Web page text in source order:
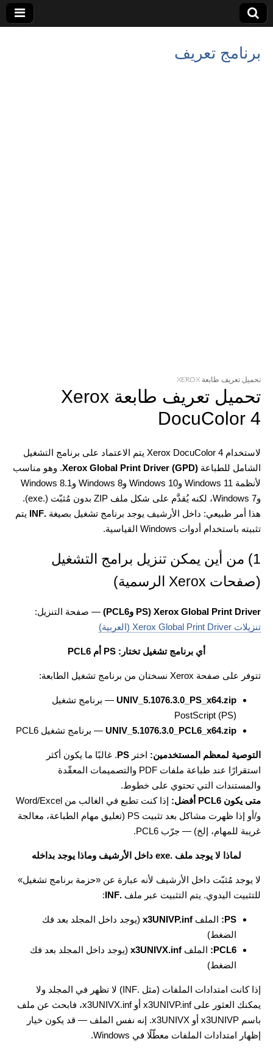
برنامج تعريف
تحميل تعريف طابعة XEROX
تحميل تعريف طابعة Xerox
DocuColor 4
لاستخدام Xerox DocuColor 4 يتم الاعتماد على برنامج التشغيل
الشامل للطباعة Xerox Global Print Driver (GPD). وهو مناسب
لأنظمة Windows 11 وWindows 10 وWindows 8 وWindows 8.1
وWindows 7، لكنه يُقدَّم على شكل ملف ZIP بدون مُثبّت (.exe).
هذا أمر طبيعي: داخل الأرشيف يوجد برنامج تشغيل بصيغة .INF
يتم
تثبيته باستخدام أدوات Windows القياسية.
1) من أين يمكن تنزيل برامج التشغيل
(صفحات Xerox الرسمية)
Xerox Global Print Driver (PS وPCL6)
— صفحة التنزيل:
تنزيلات Xerox Global Print Driver (العربية)
أي برنامج تشغيل تختار: PS أم PCL6
تتوفر على صفحة Xerox نسختان من برنامج تشغيل الطابعة:
UNIV_5.1076.3.0_PS_x64.zip — برنامج تشغيل
PostScript (PS)
UNIV_5.1076.3.0_PCL6_x64.zip — برنامج تشغيل PCL6
التوصية لمعظم المستخدمين: اختر PS. غالبًا ما يكون أكثر
استقرارًا عند طباعة ملفات PDF والتصميمات المعقّدة
والمستندات التي تحتوي على خطوط.
متى يكون PCL6 أفضل:
إذا كنت تطبع في الغالب من Word/Excel
و/أو إذا ظهرت مشاكل بعد تثبيت PS (تعليق مهام الطباعة، معالجة
غريبة للمهام، إلخ) — جرّب PCL6.
لماذا لا يوجد ملف .exe داخل الأرشيف وماذا يوجد بداخله
لا يوجد مُثبّت داخل الأرشيف لأنه عبارة عن «حزمة برنامج تشغيل»
للتثبيت اليدوي. يتم التثبيت عبر ملف .INF
:
PS: الملف x3UNIVP.inf (يوجد داخل المجلد بعد فك
الضغط)
PCL6:
الملف x3UNIVX.inf (يوجد داخل المجلد بعد فك
الضغط)
إذا كانت امتدادات الملفات (مثل .INF) لا تظهر في المجلد ولا
يمكنك العثور على x3UNIVP.inf أو x3UNIVX.inf، فابحث عن ملف
باسم x3UNIVP أو x3UNIVX. إنه نفس الملف — قد يكون خيار
إظهار امتدادات الملفات معطّلًا في Windows.